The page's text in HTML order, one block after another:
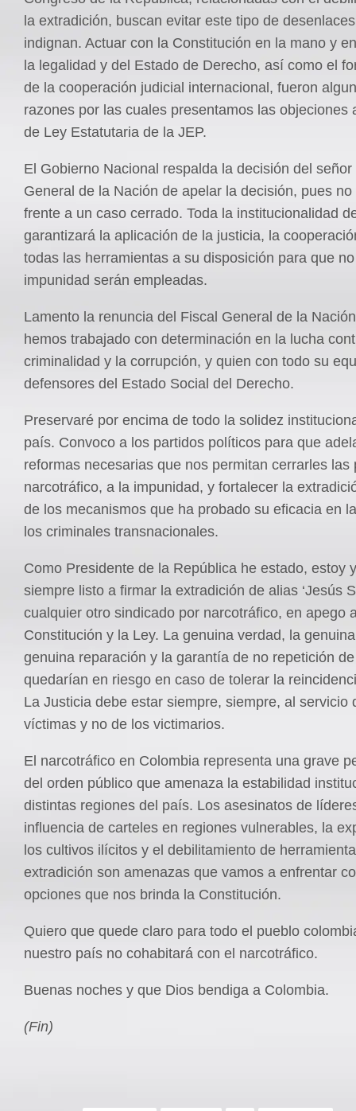
la extradición, buscan evitar este tipo de
indignan. Actuar con la Constitución en la mano y
la legalidad y del Estado de Derecho, así como el
de la cooperación judicial internacional, fueron
razones por las cuales presentamos las objeciones
de Ley Estatutaria de la JEP.
El Gobierno Nacional respalda la decisión del
General de la Nación de apelar la decisión, pues no
frente a un caso cerrado. Toda la institucionalidad
garantizará la aplicación de la justicia, la
todas las herramientas a su disposición para que
impunidad serán empleadas.
Lamento la renuncia del Fiscal General de la
hemos trabajado con determinación en la lucha
criminalidad y la corrupción, y quien con todo su
defensores del Estado Social del Derecho.
Preservaré por encima de todo la solidez
país. Convoco a los partidos políticos para que
reformas necesarias que nos permitan cerrarles las
narcotráfico, a la impunidad, y fortalecer la
de los mecanismos que ha probado su eficacia en
los criminales transnacionales.
Como Presidente de la República he estado, estoy
siempre listo a firmar la extradición de alias ‘Jesús
cualquier otro sindicado por narcotráfico, en apego
Constitución y la Ley. La genuina verdad, la
genuina reparación y la garantía de no repetición
quedarían en riesgo en caso de tolerar la
La Justicia debe estar siempre, siempre, al servicio
víctimas y no de los victimarios.
El narcotráfico en Colombia representa una grave
del orden público que amenaza la estabilidad
distintas regiones del país. Los asesinatos de
influencia de carteles en regiones vulnerables, la
los cultivos ilícitos y el debilitamiento de
extradición son amenazas que vamos a enfrentar
opciones que nos brinda la Constitución.
Quiero que quede claro para todo el pueblo
nuestro país no cohabitará con el narcotráfico.
Buenas noches y que Dios bendiga a Colombia.
(Fin)